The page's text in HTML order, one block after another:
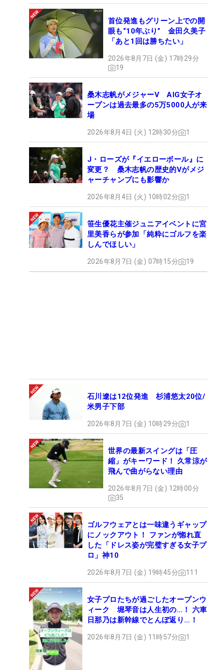
首位発進もグリーン上での開
眼も“10年ぶり” 金田久美子
「あと1回は勝ちたい」
2026年8月7日 (金) 17時29分
19
桑木志帆がメジャーV AIG女子オ
ープンは過去最多の5万5000人が来
場
2026年8月4日 (火) 12時30分 1
J・ローズが『イエローボール』に
変更？ 桑木志帆の歴史的Vがメジ
ャーチャンプにも影響か
2026年8月4日 (火) 10時02分 1
笹生優花主催ジュニアイベントに宮
里美香らが参加「純粋にゴルフを楽
しんでほしい」
2026年8月7日 (金) 07時15分 19
石川遼は12位発進 杉浦悠太20位/
米男子下部
2026年8月7日 (金) 10時29分 1
世界の最新スイングは「圧
縮」がキーワード！ 久常涼が
飛んで曲がらない理由
2026年8月7日 (金) 12時00分
35
ゴルフウェアとは一味違うギャップ
にノックアウト！ ファンが惚れ直
した「ドレス姿が完璧すぎる女子プ
ロ」神10
2026年8月7日 (金) 19時45分 111
女子プロたちが過ごしたオープンウ
ィーク 堀琴音は人生初の…！ 六車
日那乃は新幹線でとんぼ返り…！
2026年8月7日 (金) 11時57分 1